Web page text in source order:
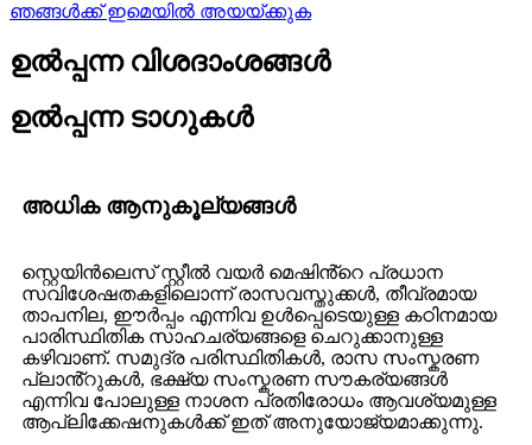
ഞങ്ങൾക്ക് ഇമെയിൽ അയയ്ക്കുക
ഉൽപ്പന്ന വിശദാംശങ്ങൾ
ഉൽപ്പന്ന ടാഗുകൾ
അധിക ആനുകൂല്യങ്ങൾ
സ്റ്റെയിൻലെസ് സ്റ്റീൽ വയർ മെഷിൻ്റെ പ്രധാന
സവിശേഷതകളിലൊന്ന് രാസവസ്തുക്കൾ, തീവ്രമായ
താപനില, ഈർപ്പം എന്നിവ ഉൾപ്പെടെയുള്ള കഠിനമായ
പാരിസ്ഥിതിക സാഹചര്യങ്ങളെ ചെറുക്കാനുള്ള
കഴിവാണ്. സമുദ്ര പരിസ്ഥിതികൾ, രാസ സംസ്കരണ
പ്ലാൻ്റുകൾ, ഭക്ഷ്യ സംസ്കരണ സൗകര്യങ്ങൾ
എന്നിവ പോലുള്ള നാശന പ്രതിരോധം ആവശ്യമുള്ള
ആപ്ലിക്കേഷനുകൾക്ക് ഇത് അനുയോജ്യമാക്കുന്നു.